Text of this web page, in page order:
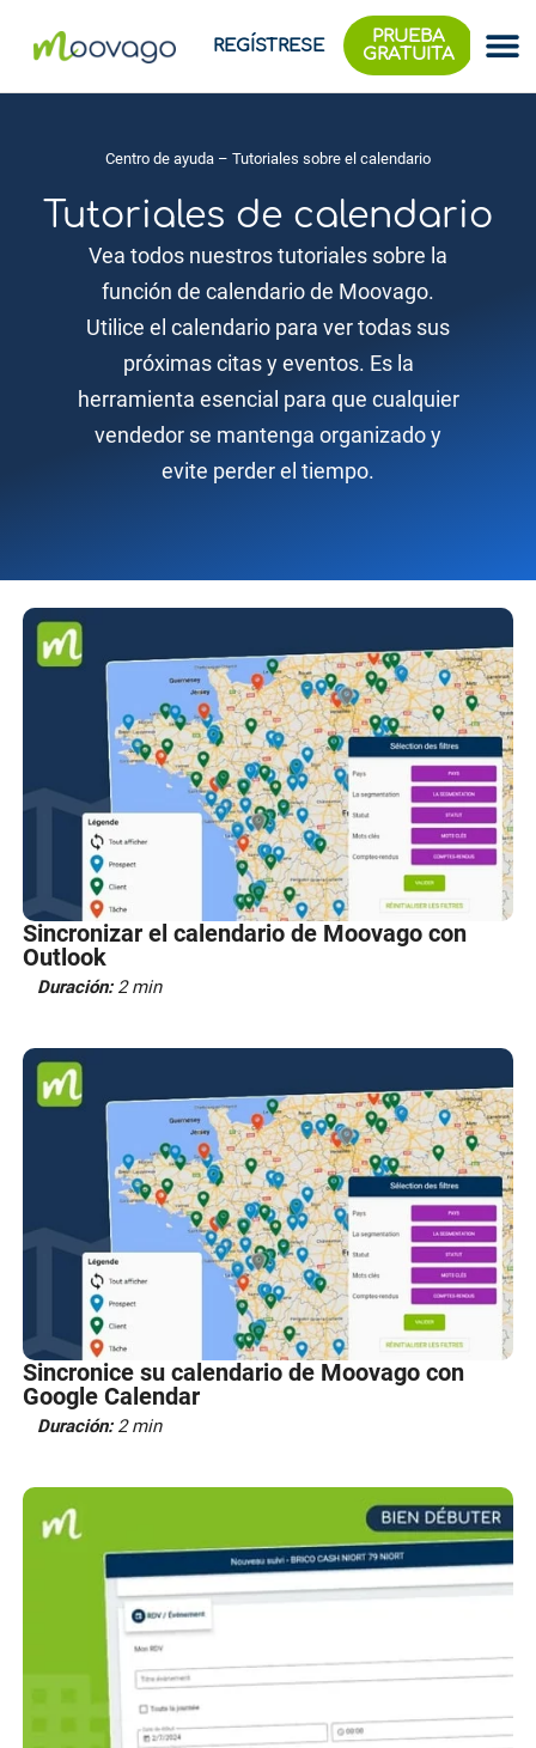
REGÍSTRESE
PRUEBA
GRATUITA
Centro de ayuda – Tutoriales sobre el calendario
Tutoriales de calendario
Vea todos nuestros tutoriales sobre la
función de calendario de Moovago.
Utilice el calendario para ver todas sus
próximas citas y eventos. Es la
herramienta esencial para que cualquier
vendedor se mantenga organizado y
evite perder el tiempo.
Sincronizar el calendario de Moovago con
Outlook
Duración: 2 min
Sincronice su calendario de Moovago con
Google Calendar
Duración: 2 min